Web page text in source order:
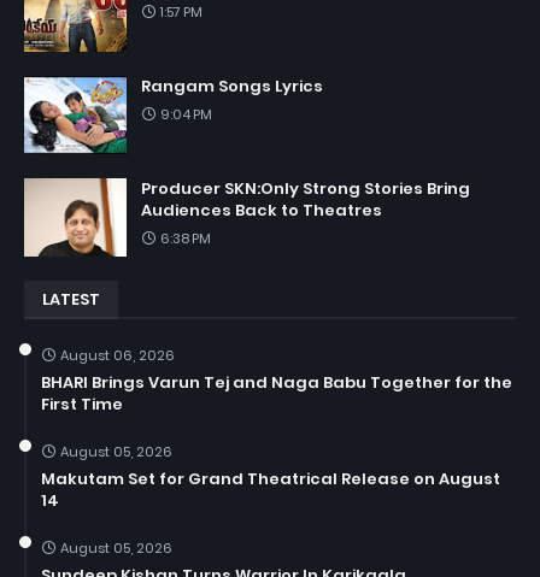
1:57 PM
Rangam Songs Lyrics
9:04 PM
Producer SKN:Only Strong Stories Bring
Audiences Back to Theatres
6:38 PM
LATEST
August 06, 2026
BHARI Brings Varun Tej and Naga Babu Together for the
First Time
August 05, 2026
Makutam Set for Grand Theatrical Release on August
14
August 05, 2026